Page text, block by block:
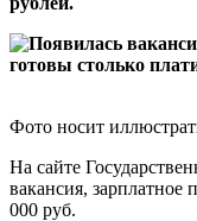
Фото носит
На сайте
вакансия, зарплатное
000 руб.